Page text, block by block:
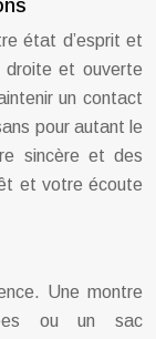
état d’esprit et
droite et ouverte
un contact
pour autant le
sincère et des
et votre écoute
Une montre
ou un sac